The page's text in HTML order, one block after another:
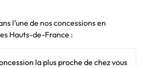
l’une de nos concessions en
Hauts-de-France :
la plus proche de chez vous